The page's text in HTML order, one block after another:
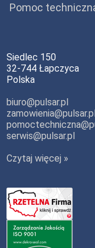
Pomoc
Siedlec 150
32-744 Łapczyca
Polska
biuro@pulsar.pl
zamowienia@pulsar.pl
serwis@pulsar.pl
Czytaj więcej »